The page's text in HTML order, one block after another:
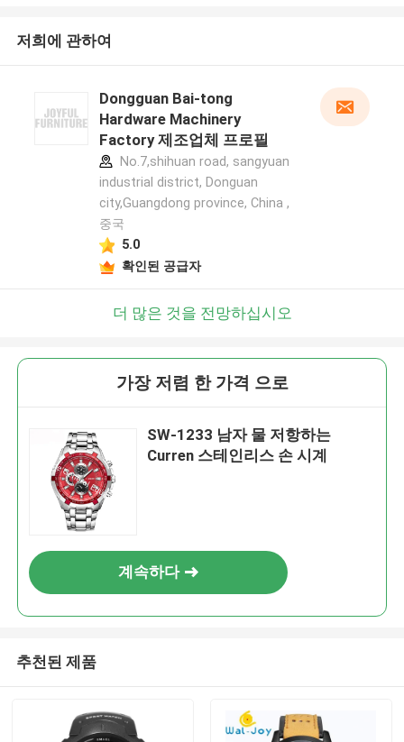
저희에 관하여
Dongguan Bai-tong
Hardware Machinery
Factory 제조업체 프로필
No.7,shihuan road, sangyuan
industrial district, Donguan
city,Guangdong province, China ,
중국
5.0
확인된 공급자
더 많은 것을 전망하십시오
가장 저렴 한 가격 으로
SW-1233 남자 물 저항하는
Curren 스테인리스 손 시계
계속하다
추천된 제품